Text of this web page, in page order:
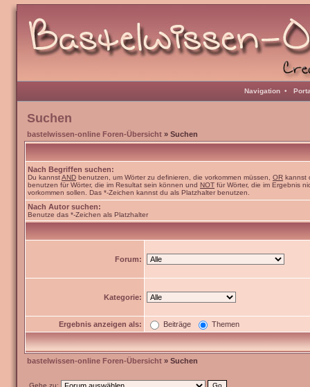
Navigation •
Suchen
bastelwissen-online Foren-Übersicht » Suchen
Nach Begriffen suchen:
Du kannstAND benutzen, um Wörter zu definieren, die vorkommen müssen, OR kannst
benutzen für Wörter, die im Resultat sein können und NOT für Wörter, die im Ergebnis
vorkommen sollen. Das *-Zeichen kannst du als Platzhalter benutzen.
Nach Autor suchen:
Benutze das *-Zeichen als Platzhalter
Forum:
Kategorie:
Ergebnis anzeigen als: Beiträge Themen
bastelwissen-online Foren-Übersicht » Suchen
Gehe zu: